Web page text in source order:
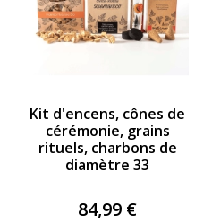
Kit d'encens, cônes de
cérémonie, grains
rituels, charbons de
diamètre 33
84,99 €